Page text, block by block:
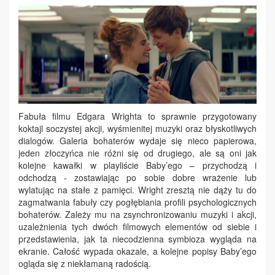
Fabuła filmu Edgara Wrighta to sprawnie przygotowany
koktajl soczystej akcji, wyśmienitej muzyki oraz błyskotliwych
dialogów. Galeria bohaterów wydaje się nieco papierowa,
jeden złoczyńca nie różni się od drugiego, ale są oni jak
kolejne kawałki w playliście Baby’ego – przychodzą i
odchodzą - zostawiając po sobie dobre wrażenie lub
wylatując na stałe z pamięci. Wright zresztą nie dąży tu do
zagmatwania fabuły czy pogłębiania profili psychologicznych
bohaterów. Zależy mu na zsynchronizowaniu muzyki i akcji,
uzależnienia tych dwóch filmowych elementów od siebie i
przedstawienia, jak ta niecodzienna symbioza wygląda na
ekranie. Całość wypada okazale, a kolejne popisy Baby’ego
ogląda się z niekłamaną radością.